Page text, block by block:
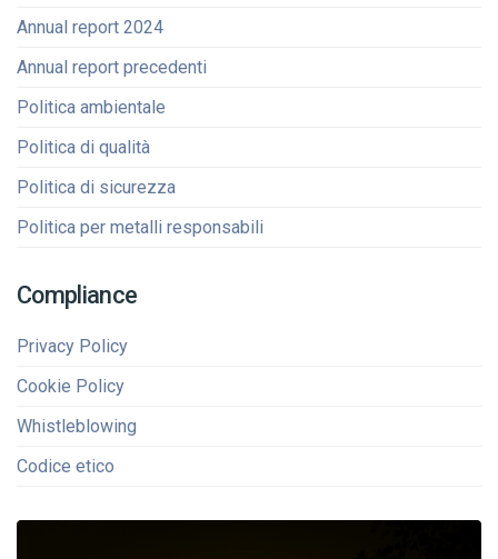
Annual report 2024
Annual report precedenti
Politica ambientale
Politica di qualità
Politica di sicurezza
Politica per metalli responsabili
Compliance
Privacy Policy
Cookie Policy
Whistleblowing
Codice etico